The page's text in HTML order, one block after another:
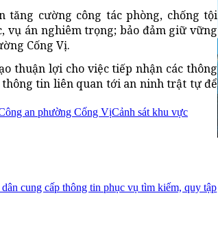
cường công tác phòng, chống tội
vụ án nghiêm trọng; bảo đảm giữ vững
Cống Vị.
thuận lợi cho việc tiếp nhận các thông
tin liên quan tới an ninh trật tự để
an phường Cống VịCảnh sát khu vực
cung cấp thông tin phục vụ tìm kiếm, quy tập